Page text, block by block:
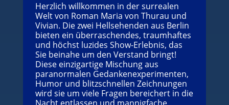
Herzlich willkommen in der surrealen
Welt von Roman Maria von Thurau und
Vivian. Die zwei Hellsehenden aus Berlin
bieten ein überraschendes, traumhaftes
und höchst luzides Show-Erlebnis, das
Sie beinahe um den Verstand bringt!
Diese einzigartige Mischung aus
paranormalen Gedankenexperimenten,
Humor und blitzschnellen Zeichnungen
wird sie um viele Fragen bereichert in die